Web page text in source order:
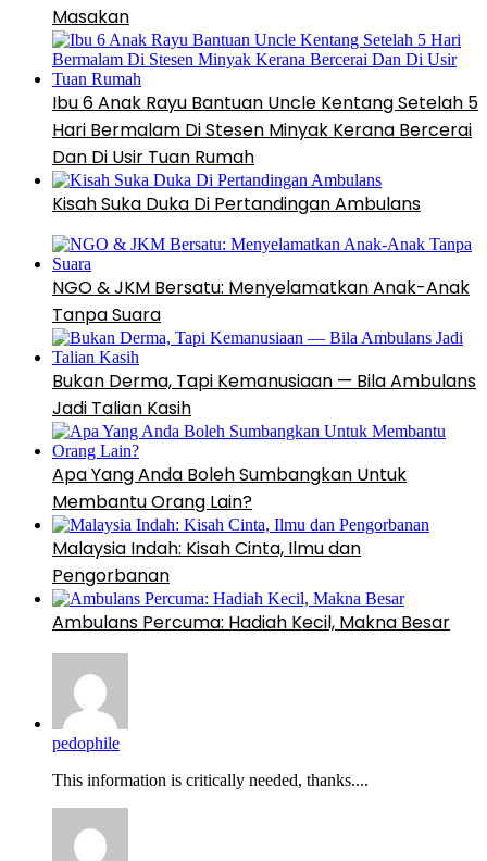
Masakan
Ibu 6 Anak Rayu Bantuan Uncle Kentang Setelah 5
Hari Bermalam Di Stesen Minyak Kerana Bercerai
Dan Di Usir Tuan Rumah
Kisah Suka Duka Di Pertandingan Ambulans
NGO & JKM Bersatu: Menyelamatkan Anak-Anak
Tanpa Suara
Bukan Derma, Tapi Kemanusiaan — Bila Ambulans
Jadi Talian Kasih
Apa Yang Anda Boleh Sumbangkan Untuk
Membantu Orang Lain?
Malaysia Indah: Kisah Cinta, Ilmu dan
Pengorbanan
Ambulans Percuma: Hadiah Kecil, Makna Besar
pedophile
This information is critically needed, thanks....